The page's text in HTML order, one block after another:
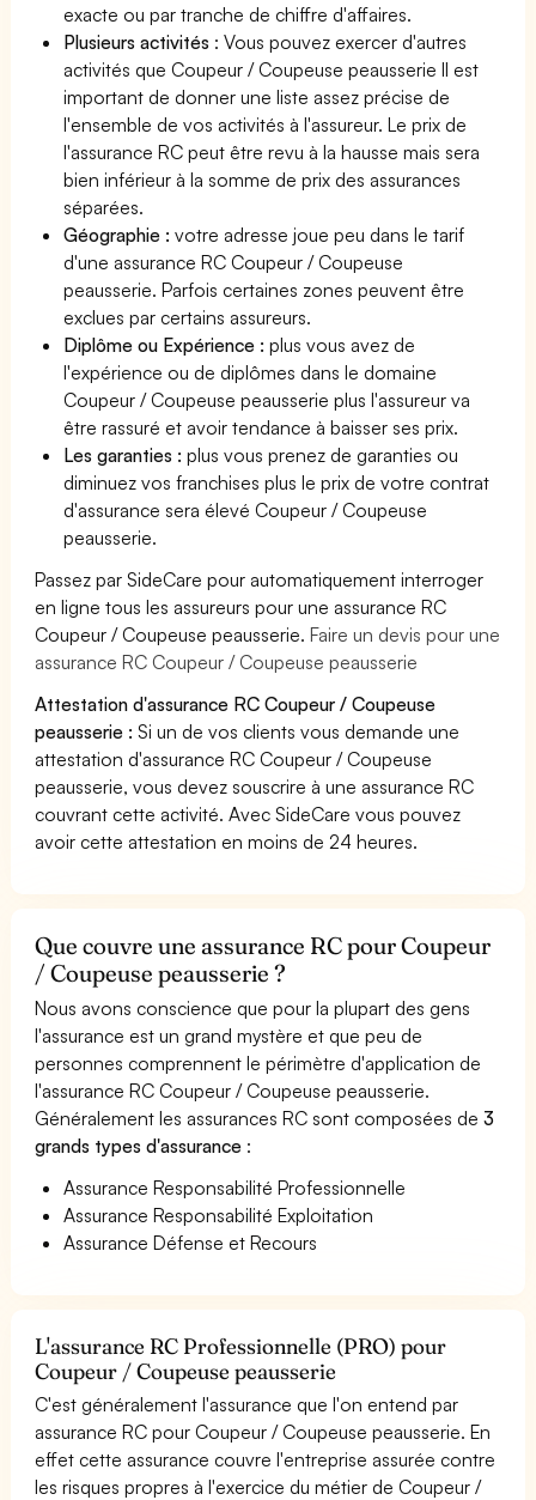
exacte ou par tranche de chiffre d'affaires.
Plusieurs activités : Vous pouvez exercer d'autres
activités que Coupeur / Coupeuse peausserie Il est
important de donner une liste assez précise de
l'ensemble de vos activités à l'assureur. Le prix de
l'assurance RC peut être revu à la hausse mais sera
bien inférieur à la somme de prix des assurances
séparées.
Géographie :votre adresse joue peu dans le tarif
d'une assurance RC Coupeur / Coupeuse
peausserie. Parfois certaines zones peuvent être
exclues par certains assureurs.
Diplôme ou Expérience :plus vous avez de
l'expérience ou de diplômes dans le domaine
Coupeur / Coupeuse peausserie plus l'assureur va
être rassuré et avoir tendance à baisser ses prix.
Les garanties :plus vous prenez de garanties ou
diminuez vos franchises plus le prix de votre contrat
d'assurance sera élevé Coupeur / Coupeuse
peausserie.
Passez par SideCare pour automatiquement interroger
en ligne tous les assureurs pour une assurance RC
Coupeur / Coupeuse peausserie.Faire un devis pour une
assurance RC Coupeur / Coupeuse peausserie
Attestation d'assurance RC Coupeur / Coupeuse
peausserie : Si un de vos clients vous demande une
attestation d'assurance RC Coupeur / Coupeuse
peausserie, vous devez souscrire à une assurance RC
couvrant cette activité. Avec SideCare vous pouvez
avoir cette attestation en moins de 24 heures.
Que couvre une assurance RC pour Coupeur
/ Coupeuse peausserie ?
Nous avons conscience que pour la plupart des gens
l'assurance est un grand mystère et que peu de
personnes comprennent le périmètre d'application de
l'assurance RC Coupeur / Coupeuse peausserie.
Généralement les assurances RC sont composées de3
grands types d'assurance :
Assurance Responsabilité Professionnelle
Assurance Responsabilité Exploitation
Assurance Défense et Recours
L'assurance RC Professionnelle (PRO) pour
Coupeur / Coupeuse peausserie
C'est généralement l'assurance que l'on entend par
assurance RC pour Coupeur / Coupeuse peausserie. En
effet cette assurance couvre l'entreprise assurée contre
les risques propres à l'exercice du métier de Coupeur /